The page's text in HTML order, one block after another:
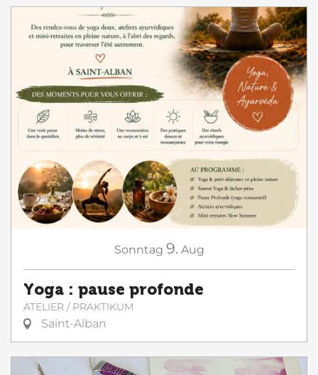
Sonntag 9. Aug
Yoga : pause profonde
ATELIER / PRAKTIKUM
Saint-Alban